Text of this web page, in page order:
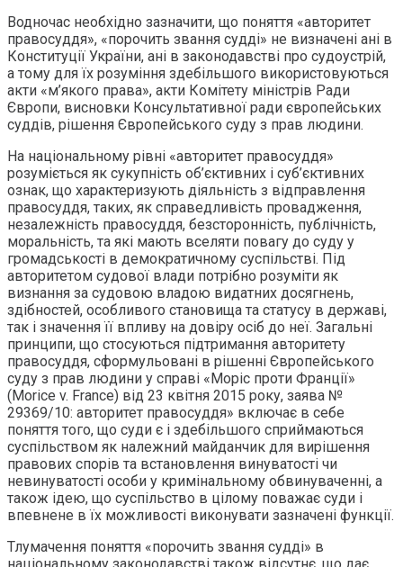
Водночас необхідно зазначити, що поняття «авторитет
правосуддя», «порочить звання судді» не визначені ані в
Конституції України, ані в законодавстві про судоустрій,
а тому для їх розуміння здебільшого використовуються
акти «м’якого права», акти Комітету міністрів Ради
Європи, висновки Консультативної ради європейських
суддів, рішення Європейського суду з прав людини.
На національному рівні «авторитет правосуддя»
розуміється як сукупність об’єктивних і суб’єктивних
ознак, що характеризують діяльність з відправлення
правосуддя, таких, як справедливість провадження,
незалежність правосуддя, безсторонність, публічність,
моральність, та які мають вселяти повагу до суду у
громадськості в демократичному суспільстві. Під
авторитетом судової влади потрібно розуміти як
визнання за судовою владою видатних досягнень,
здібностей, особливого становища та статусу в державі,
так і значення її впливу на довіру осіб до неї. Загальні
принципи, що стосуються підтримання авторитету
правосуддя, сформульовані в рішенні Європейського
суду з прав людини у справі «Моріс проти Франції»
(Morice v. France) від 23 квітня 2015 року, заява №
29369/10: авторитет правосуддя» включає в себе
поняття того, що суди є і здебільшого сприймаються
суспільством як належний майданчик для вирішення
правових спорів та встановлення винуватості чи
невинуватості особи у кримінальному обвинуваченні, а
також ідею, що суспільство в цілому поважає суди і
впевнене в їх можливості виконувати зазначені функції.
Тлумачення поняття «порочить звання судді» в